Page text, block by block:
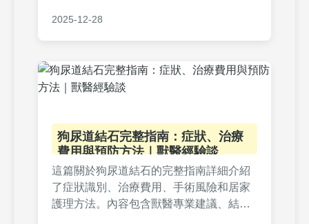
答和專家建議，幫助讀者全面了解體內結
石，有效管理健康，減少復發風險。
2025-12-28
狗尿道結石完整指南：症狀、治療
費用與預防方法｜獸醫經驗談
這篇關於狗尿道結石的完整指南詳細介紹
了症狀識別、治療費用、手術風險和居家
護理方法。內容包含獸醫專業建議、結石